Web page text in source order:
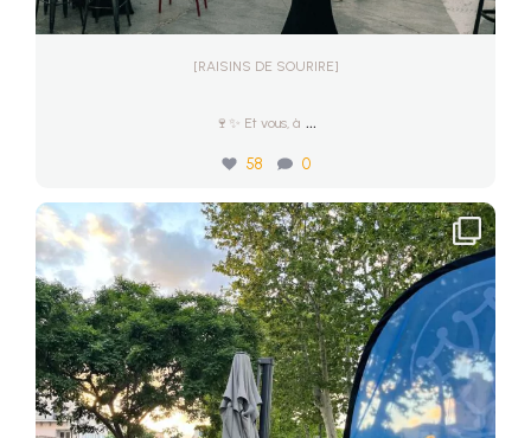
[RAISINS DE SOURIRE]
🍷✨ Et vous, à ...
58 0
[BELLE SOIRÉE🥳]
Hier nous étions chez...
Mai 31
68 1